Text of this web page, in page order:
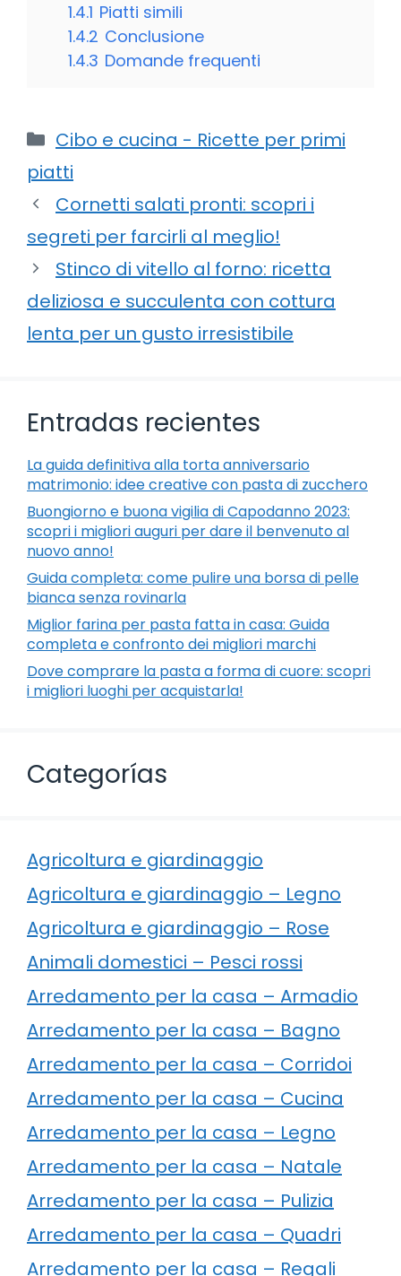
1.4.1 Piatti simili
1.4.2 Conclusione
1.4.3 Domande frequenti
Categorie
Cibo e cucina - Ricette per primi
piatti
Cornetti salati pronti: scopri i
segreti per farcirli al meglio!
Stinco di vitello al forno: ricetta
deliziosa e succulenta con cottura
lenta per un gusto irresistibile
Entradas recientes
La guida definitiva alla torta anniversario
matrimonio: idee creative con pasta di zucchero
Buongiorno e buona vigilia di Capodanno 2023:
scopri i migliori auguri per dare il benvenuto al
nuovo anno!
Guida completa: come pulire una borsa di pelle
bianca senza rovinarla
Miglior farina per pasta fatta in casa: Guida
completa e confronto dei migliori marchi
Dove comprare la pasta a forma di cuore: scopri
i migliori luoghi per acquistarla!
Categorías
Agricoltura e giardinaggio
Agricoltura e giardinaggio – Legno
Agricoltura e giardinaggio – Rose
Animali domestici – Pesci rossi
Arredamento per la casa – Armadio
Arredamento per la casa – Bagno
Arredamento per la casa – Corridoi
Arredamento per la casa – Cucina
Arredamento per la casa – Legno
Arredamento per la casa – Natale
Arredamento per la casa – Pulizia
Arredamento per la casa – Quadri
Arredamento per la casa – Regali